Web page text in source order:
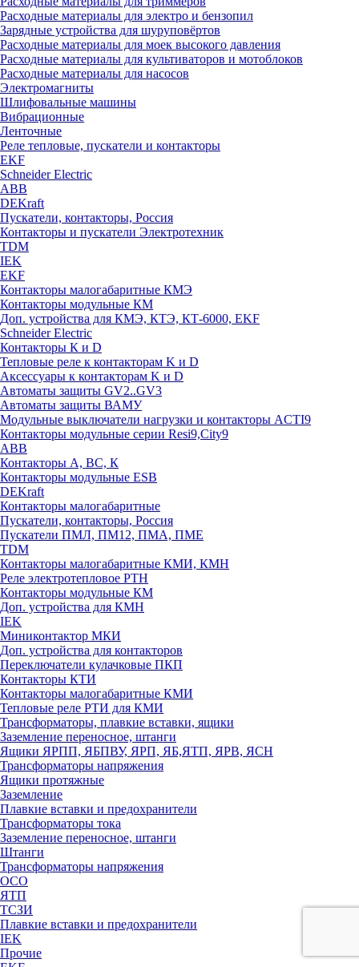
Расходные материалы для электро и бензопил
Зарядные устройства для шуруповёртов
Расходные материалы для моек высокого давления
Расходные материалы для культиваторов и мотоблоков
Расходные материалы для насосов
Электромагниты
Шлифовальные машины
Вибрационные
Ленточные
Реле тепловые, пускатели и контакторы
EKF
Schneider Electric
ABB
DEKraft
Пускатели, контакторы, Россия
Контакторы и пускатели Электротехник
TDM
IEK
EKF
Контакторы малогабаритные КМЭ
Контакторы модульные КМ
Доп. устройства для КМЭ, КТЭ, КТ-6000, EKF
Schneider Electric
Контакторы К и D
Тепловые реле к контакторам K и D
Аксессуары к контакторам K и D
Автоматы защиты GV2..GV3
Автоматы защиты ВАМУ
Модульные выключатели нагрузки и контакторы ACTI9
Контакторы модульные серии Resi9,City9
ABB
Контакторы А, ВС, К
Контакторы модульные ESB
DEKraft
Контакторы малогабаритные
Пускатели, контакторы, Россия
Пускатели ПМЛ, ПМ12, ПМА, ПМЕ
TDM
Контакторы малогабаритные КМИ, КМН
Реле электротепловое РТН
Контакторы модульные КМ
Доп. устройства для КМН
IEK
Миниконтактор МКИ
Доп. устройства для контакторов
Переключатели кулачковые ПКП
Контакторы КТИ
Контакторы малогабаритные КМИ
Тепловые реле РTИ для КМИ
Трансформаторы, плавкие вставки, ящики
Заземление переносное, штанги
Ящики ЯРПП, ЯБПВУ, ЯРП, ЯБ,ЯТП, ЯРВ, ЯСН
Трансформаторы напряжения
Ящики протяжные
Заземление
Плавкие вставки и предохранители
Трансформаторы тока
Заземление переносное, штанги
Штанги
Трансформаторы напряжения
ОСО
ЯТП
ТСЗИ
Плавкие вставки и предохранители
IEK
Прочие